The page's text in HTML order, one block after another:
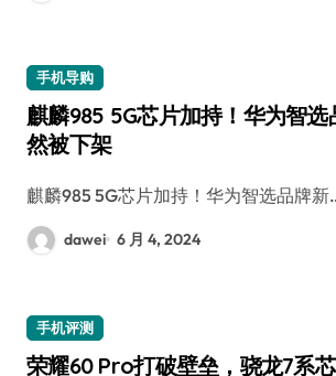
手机导购
麒麟985 5G芯片加持！华为智
然被下架
麒麟985 5G芯片加持！华为智选品牌新
dawei 6 月 4, 2024
手机评测
荣耀60 Pro打破壁垒，骁龙7系